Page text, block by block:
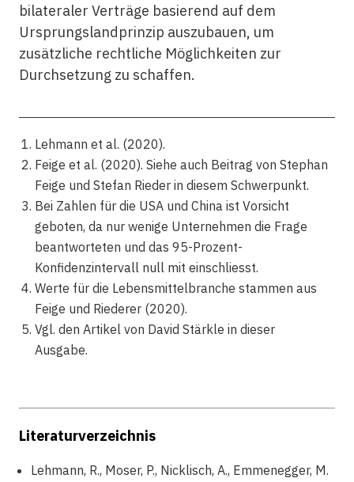
bilateraler Verträge basierend auf dem
Ursprungslandprinzip auszubauen, um
zusätzliche rechtliche Möglichkeiten zur
Durchsetzung zu schaffen.
Lehmann et al. (2020).
Feige et al. (2020). Siehe auch Beitrag von Stephan
Feige und Stefan Rieder in diesem Schwerpunkt.
Bei Zahlen für die USA und China ist Vorsicht
geboten, da nur wenige Unternehmen die Frage
beantworteten und das 95-Prozent-
Konfidenzintervall null mit einschliesst.
Werte für die Lebensmittelbranche stammen aus
Feige und Riederer (2020).
Vgl. den Artikel von David Stärkle in dieser
Ausgabe.
Literaturverzeichnis
Lehmann, R., Moser, P., Nicklisch, A., Emmenegger, M.